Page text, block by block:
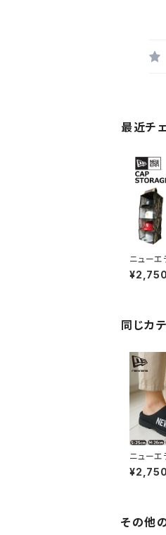
最近チ
ニュー
キャップ
納 ラッ
ストレー
レイジ
¥2,750
同じカ
ニューエ
ームシュ
ーク ロゴ
¥2,750
その他